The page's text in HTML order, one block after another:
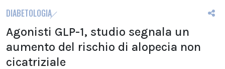
DIABETOLOGIA
Agonisti GLP-1, studio segnala un
aumento del rischio di alopecia non
cicatriziale